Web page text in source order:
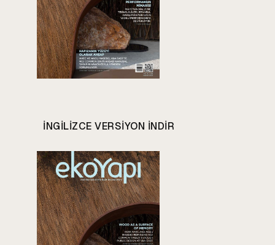
INGILIZCE VERSIYON INDIR